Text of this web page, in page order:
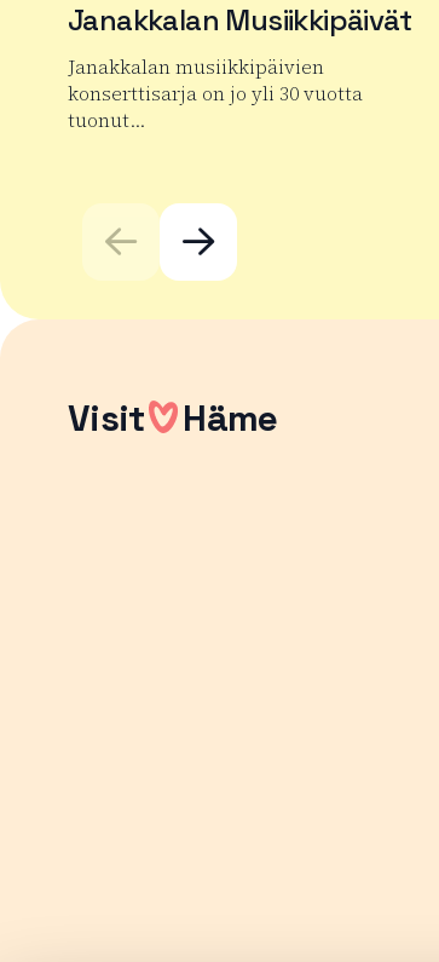
Janakkalan Musiikkipäivät
Janakkalan musiikkipäivien
konserttisarja on jo yli 30 vuotta
tuonut…
Visit Häme